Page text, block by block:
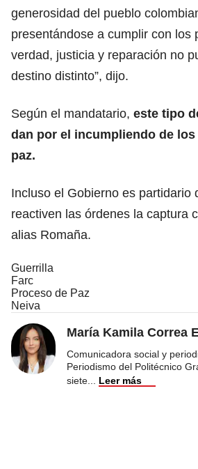
generosidad del pueblo
presentándose a cumplir con los
verdad, justicia y reparación no
destino distinto”, dijo.
Según el mandatario, este tipo
dan por el incumpliendo de
paz.
Incluso el Gobierno es partidario
reactiven las órdenes la captura
alias Romaña.
Guerrilla
Farc
Proceso de Paz
Neiva
María Kamila Correa
Comunicadora social y
Periodismo del Politécnico
siete
Leer más